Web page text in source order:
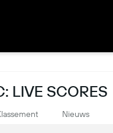
LIVE SCORES
Nieuws